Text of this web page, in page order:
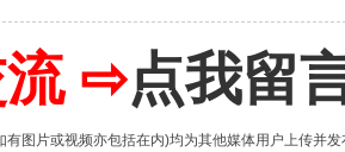
流 ⇨点我留
有图片或视频亦包括在内)均为其他媒体用户上传并